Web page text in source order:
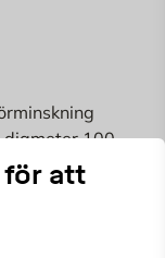
för att
diameter 100